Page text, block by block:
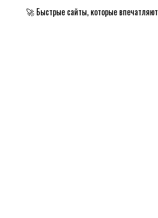
🚀 Быстрые сайты, которые впечатляют